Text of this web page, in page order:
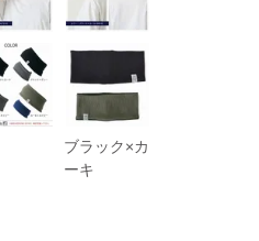
ブラック×カ
ーキ